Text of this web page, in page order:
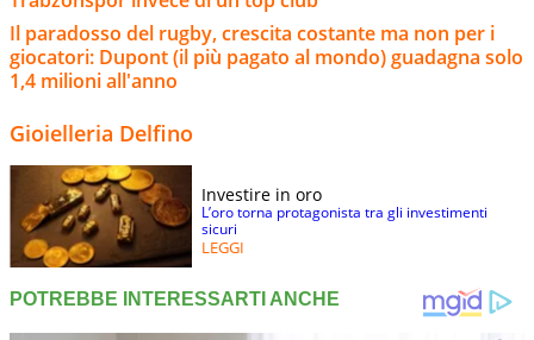
Il paradosso del rugby, crescita costante ma non per i
giocatori: Dupont (il più pagato al mondo) guadagna solo
1,4 milioni all'anno
Gioielleria Delfino
Investire in oro
L’oro torna protagonista tra gli investimenti
sicuri
LEGGI